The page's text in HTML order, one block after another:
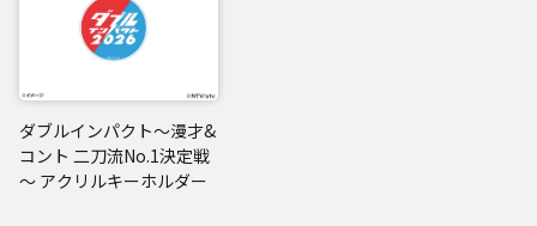
ダブルインパクト～漫才&
コント 二刀流No.1決定戦
～ アクリルキーホルダー